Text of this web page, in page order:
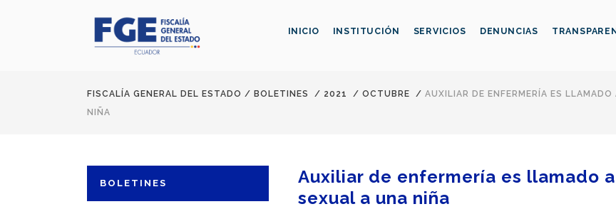
INICIO INSTITUCIÓN SERVICIOS DENUNCIAS
FISCALÍA GENERAL DEL ESTADO / BOLETINES / 2021 / OCTUBRE / AUXILIAR DE ENFERMERÍA ES
NIÑA
BOLETINES
Auxiliar de enfermería es llamado
sexual a una niña